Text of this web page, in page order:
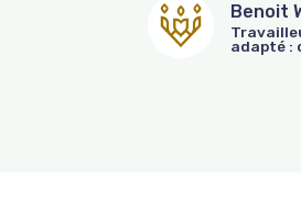
Benoit
adapté :